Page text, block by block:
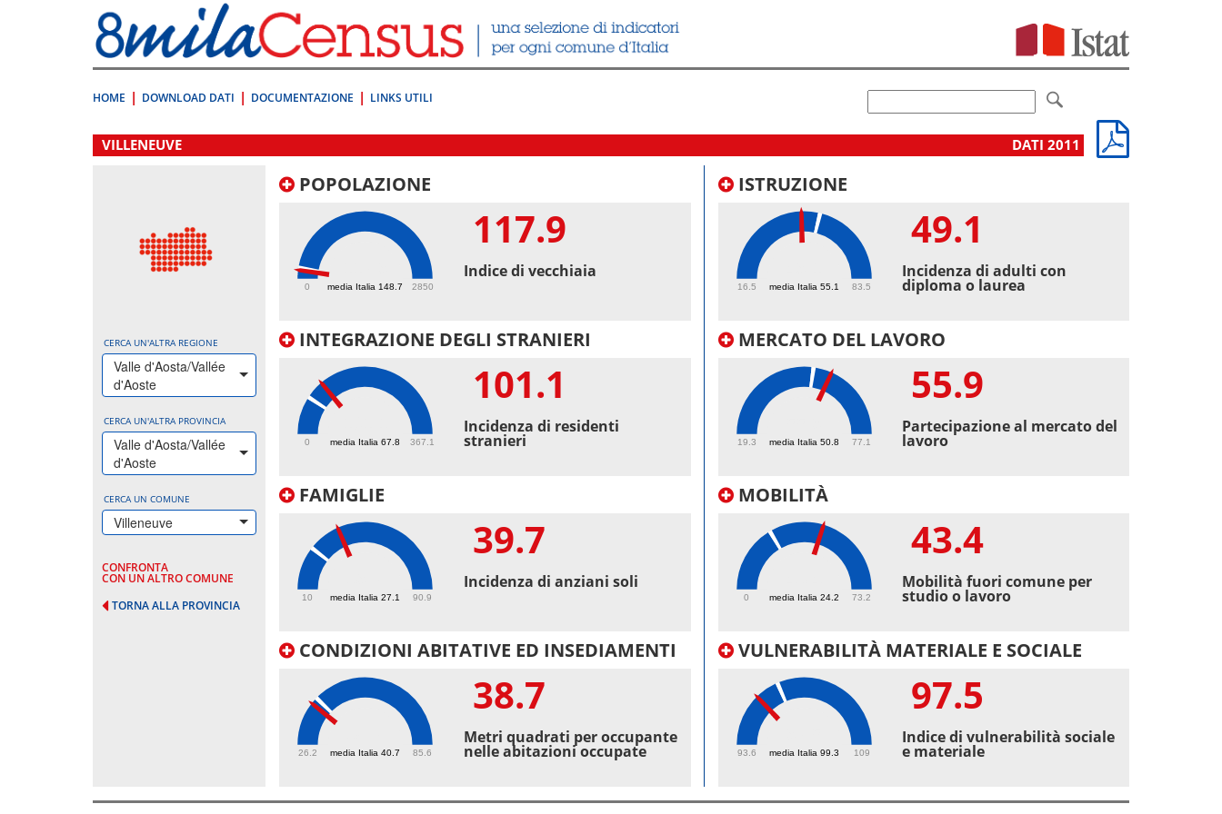
direttamente
a:
Contenuto
HOME DOWNLOAD DATI DOCUMENTAZIONE LINKS UTILI
.
VILLENEUVE DATI 2011
CERCA UN'ALTRA REGIONE
Valle d'Aosta/Vallée
d'Aoste
CERCA UN'ALTRA PROVINCIA
Valle d'Aosta/Vallée
d'Aoste
CERCA UN COMUNE
Villeneuve
CONFRONTA
CON UN ALTRO COMUNE
TORNA ALLA PROVINCIA
POPOLAZIONE
media Italia 148.7
0 2850
117.9
Indice di vecchiaia
INTEGRAZIONE DEGLI STRANIERI
media Italia 67.8
0 367.1
101.1
Incidenza di residenti
stranieri
FAMIGLIE
media Italia 27.1
10 90.9
39.7
Incidenza di anziani soli
CONDIZIONI ABITATIVE ED INSEDIAMENTI
media Italia 40.7
26.2 85.6
38.7
Metri quadrati per occupante
nelle abitazioni occupate
ISTRUZIONE
media Italia 55.1
16.5 83.5
49.1
Incidenza di adulti con
diploma o laurea
MERCATO DEL LAVORO
media Italia 50.8
19.3 77.1
55.9
Partecipazione al mercato del
lavoro
MOBILITÀ
media Italia 24.2
0 73.2
43.4
Mobilità fuori comune per
studio o lavoro
VULNERABILITÀ MATERIALE E SOCIALE
media Italia 99.3
93.6 109
97.5
Indice di vulnerabilità sociale
e materiale